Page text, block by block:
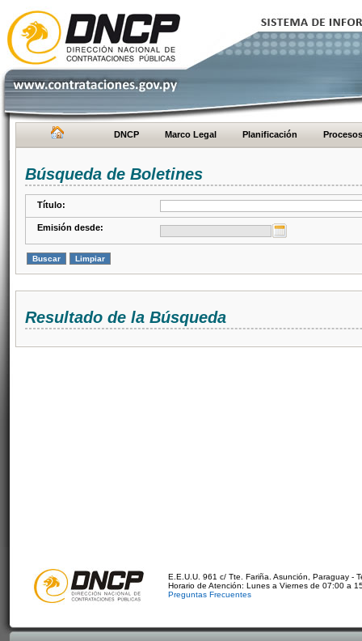
DNCP Marco Legal Planificación Procesos
Búsqueda de Boletines
Título:
Emisión desde:
Resultado de la Búsqueda
E.E.U.U. 961 c/ Tte. Fariña. Asunción, Paraguay -
Horario de Atención: Lunes a Viernes de 07:00 a
Preguntas Frecuentes